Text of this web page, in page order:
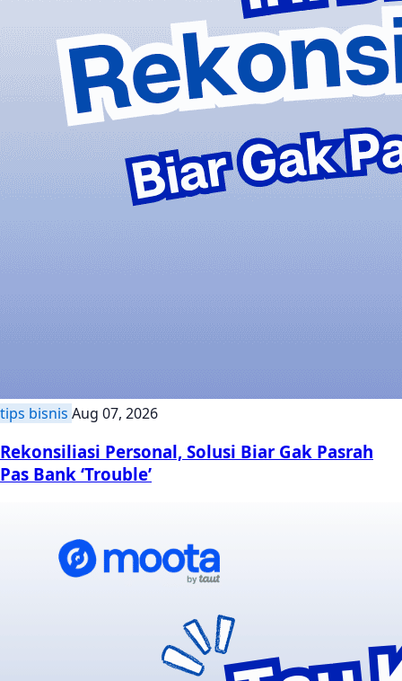
tips bisnis Aug 07, 2026
Rekonsiliasi Personal, Solusi Biar Gak Pasrah
Pas Bank ‘Trouble’